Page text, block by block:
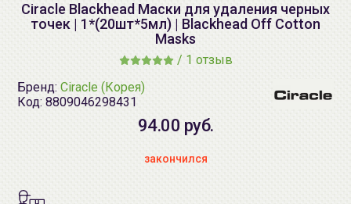
Ciracle Blackhead Маски для удаления черных
точек | 1*(20шт*5мл) | Blackhead Off Cotton
Masks
/ 1 отзыв
Бренд: Ciracle (Корея)
Код: 8809046298431
94.00 руб.
закончился